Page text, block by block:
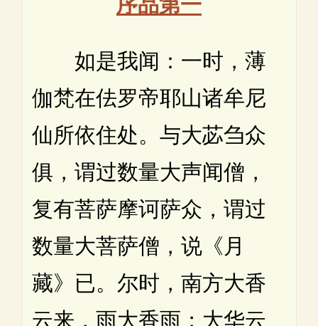
如是我闻：一时，薄
伽梵在佉罗帝耶山诸牟尼
仙所依住处。与大苾刍众
俱，谓过数量大声闻僧，
复有菩萨摩诃萨众，谓过
数量大菩萨僧，说《月
藏》已。尔时，南方大香
云来，雨大香雨；大华云